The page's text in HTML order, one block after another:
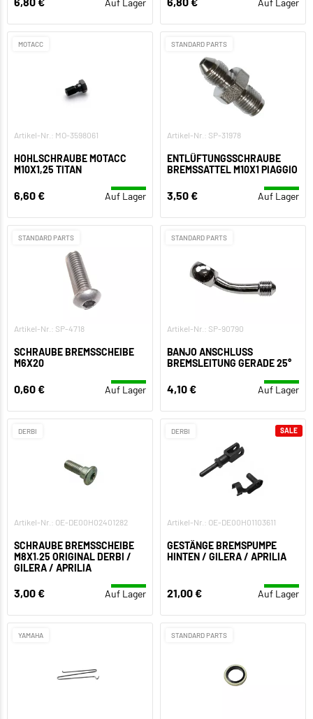
Auf Lager Auf Lager
MOTACC
Artikel-Nr.: MO-3598061
HOHLSCHRAUBE MOTACC
M10X1,25 TITAN
6,60 € Auf Lager
STANDARD PARTS
Artikel-Nr.: SP-31978
ENTLÜFTUNGSSCHRAUBE
BREMSSATTEL M10X1 PIAGGIO
3,50 € Auf Lager
STANDARD PARTS
Artikel-Nr.: SP-4718
SCHRAUBE BREMSSCHEIBE
M6X20
0,60 € Auf Lager
STANDARD PARTS
Artikel-Nr.: SP-90790
BANJO ANSCHLUSS
BREMSLEITUNG GERADE 25°
4,10 € Auf Lager
DERBI
Artikel-Nr.: OE-DE00H02401282
SCHRAUBE BREMSSCHEIBE
M8X1.25 ORIGINAL DERBI /
GILERA / APRILIA
3,00 € Auf Lager
DERBI
Artikel-Nr.: OE-DE00H01103611
GESTÄNGE BREMSPUMPE
HINTEN / GILERA / APRILIA
21,00 € Auf Lager
SALE
YAMAHA STANDARD PARTS